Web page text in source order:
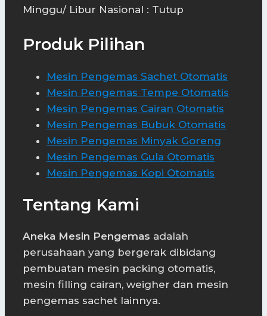
Minggu/ Libur Nasional : Tutup
Produk Pilihan
Mesin Pengemas Sachet Otomatis
Mesin Pengemas Tempe Otomatis
Mesin Pengemas Cairan Otomatis
Mesin Pengemas Bubuk Otomatis
Mesin Pengemas Minyak Goreng
Mesin Pengemas Gula Otomatis
Mesin Pengemas Kopi Otomatis
Tentang Kami
Aneka Mesin Pengemas adalah
perusahaan yang bergerak dibidang
pembuatan mesin packing otomatis,
mesin filling cairan, weigher dan mesin
pengemas sachet lainnya.